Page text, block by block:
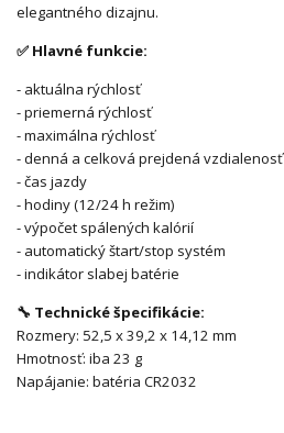
elegantného dizajnu.
✅ Hlavné funkcie:
- aktuálna rýchlosť
- priemerná rýchlosť
- maximálna rýchlosť
- denná a celková prejdená vzdialenosť
- čas jazdy
- hodiny (12/24 h režim)
- výpočet spálených kalórií
- automatický štart/stop systém
- indikátor slabej batérie
🔧 Technické špecifikácie:
Rozmery: 52,5 x 39,2 x 14,12 mm
Hmotnosť: iba 23 g
Napájanie: batéria CR2032